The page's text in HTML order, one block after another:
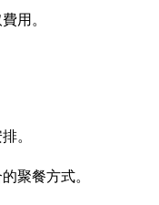
用。
。
聚餐方式。